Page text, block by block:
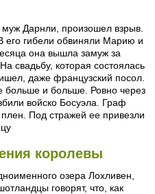
Дарнли, произошел взрыв.
его гибели обвиняли Марию и
она вышла замуж за
свадьбу, которая состоялась
даже французский посол.
больше и больше. Ровно через
войско Босуэла. Граф
Под стражей ее привезли
королевы
озера Лохливен,
говорят, что, как